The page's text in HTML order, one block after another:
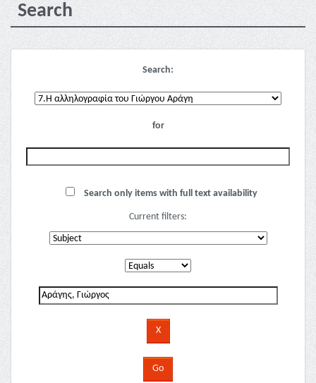
Search
Search:
for
Search only items with full text availability
Current filters: